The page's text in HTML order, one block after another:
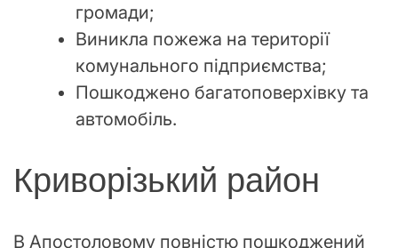
громади;
Виникла пожежа на території
комунального підприємства;
Пошкоджено багатоповерхівку та
автомобіль.
Криворізький район
В Апостоловому повністю пошкоджений